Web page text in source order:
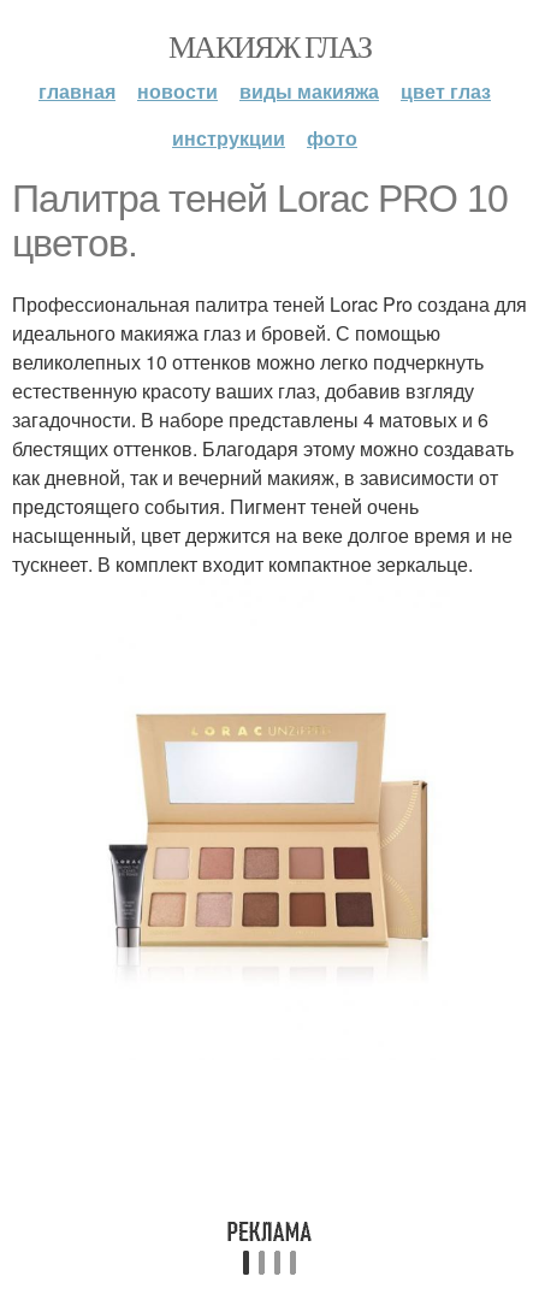
МАКИЯЖ ГЛАЗ
главная новости виды макияжа
цвет глаз
инструкции
фото
Палитра теней Lorac PRO 10
цветов.
Профессиональная палитра теней Lorac Pro создана для
идеального макияжа глаз и бровей. С помощью
великолепных 10 оттенков можно легко подчеркнуть
естественную красоту ваших глаз, добавив взгляду
загадочности. В наборе представлены 4 матовых и 6
блестящих оттенков. Благодаря этому можно создавать
как дневной, так и вечерний макияж, в зависимости от
предстоящего события. Пигмент теней очень
насыщенный, цвет держится на веке долгое время и не
тускнеет. В комплект входит компактное зеркальце.